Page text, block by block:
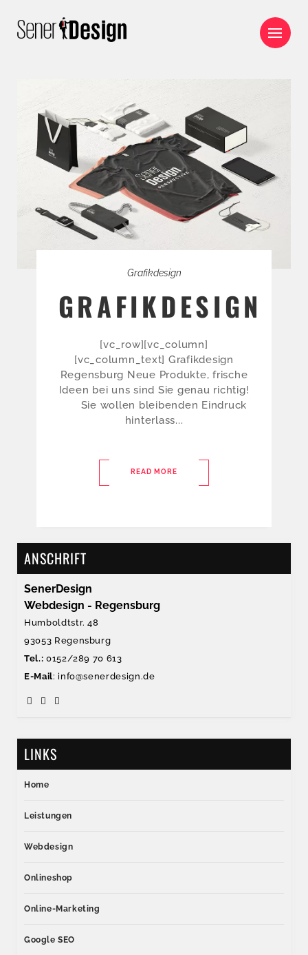
Grafikdesign
GRAFIKDESIGN
[vc_row][vc_column]
[vc_column_text] Grafikdesign
Regensburg Neue Produkte, frische
Ideen bei uns sind Sie genau richtig!
Sie wollen bleibenden Eindruck
hinterlass...
READ MORE
ANSCHRIFT
SenerDesign
Webdesign - Regensburg
Humboldtstr. 48
93053 Regensburg
Tel.: 0152/289 70 613
E-Mail: info@senerdesign.de
LINKS
Home
Leistungen
Webdesign
Onlineshop
Online-Marketing
Google SEO